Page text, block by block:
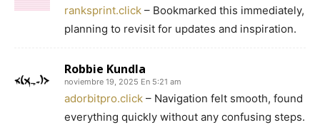
ranksprint.click – Bookmarked this immediately,
planning to revisit for updates and inspiration.
Robbie Kundla
noviembre 19, 2025 En 5:21 am
adorbitpro.click – Navigation felt smooth, found
everything quickly without any confusing steps.